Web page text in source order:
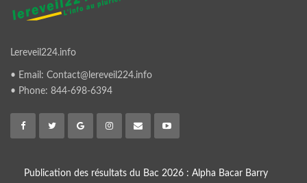
Lereveil224.info
• Email: Contact@lereveil224.info
• Phone: 844-698-6394
Publication des résultats du Bac 2026 : Alpha Bacar Barry